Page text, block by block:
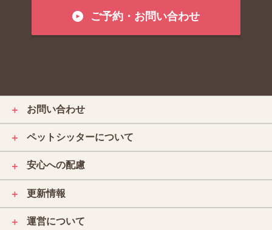
ご予約・お問い合わせ
＋ お問い合わせ
＋ ペットシッターについて
＋ 安心への配慮
＋ 更新情報
＋ 運営について